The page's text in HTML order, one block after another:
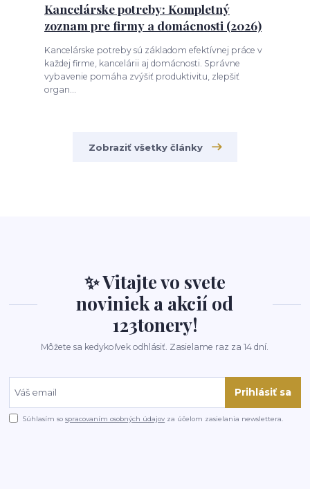
Kancelárske potreby: Kompletný
zoznam pre firmy a domácnosti (2026)
Kancelárske potreby sú základom efektívnej práce v
každej firme, kancelárii aj domácnosti. Správne
vybavenie pomáha zvýšiť produktivitu, zlepšiť
organ...
Zobraziť všetky články
✨ Vitajte vo svete
noviniek a akcií od
123tonery!
Môžete sa kedykoľvek odhlásiť. Zasielame raz za 14 dní.
Prihlásiť sa
Súhlasím sospracovaním osobných údajov za účelom zasielania newslettera.